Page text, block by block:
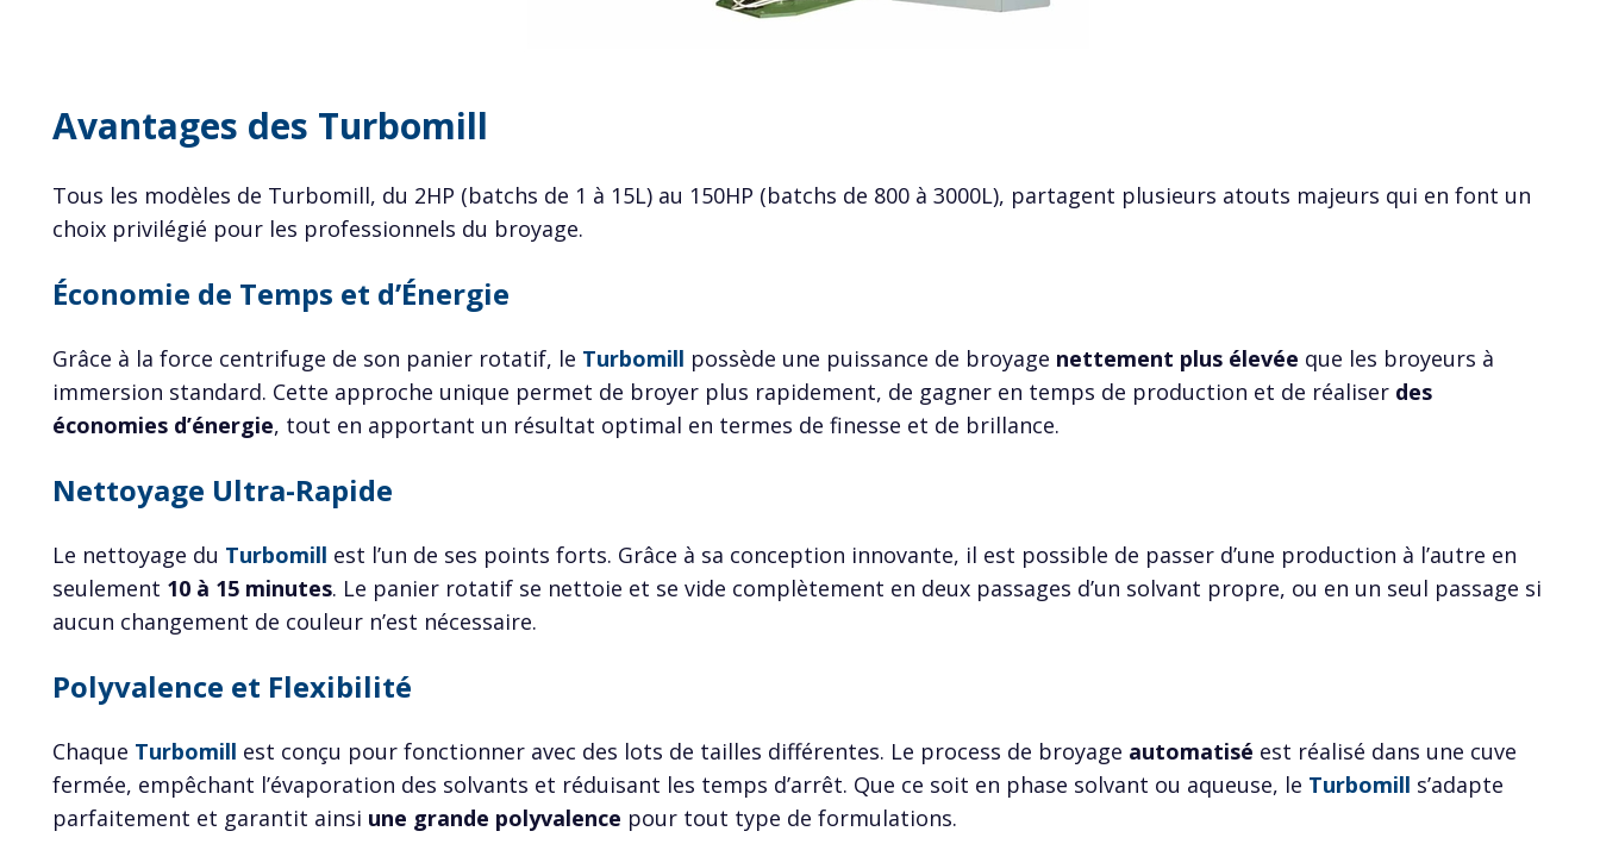
Avantages des Turbomill
Tous les modèles de Turbomill, du 2HP (batchs de 1 à 15L) au 150HP (batchs de 800 à 3000L), partagent plusieurs atouts majeurs qui en font un
choix privilégié pour les professionnels du broyage.
Économie de Temps et d’Énergie
Grâce à la force centrifuge de son panier rotatif, le Turbomill possède une puissance de broyage nettement plus élevée que les broyeurs à
immersion standard. Cette approche unique permet de broyer plus rapidement, de gagner en temps de production et de réaliser des
économies d’énergie, tout en apportant un résultat optimal en termes de finesse et de brillance.
Nettoyage Ultra-Rapide
Le nettoyage du Turbomill est l’un de ses points forts. Grâce à sa conception innovante, il est possible de passer d’une production à l’autre en
seulement 10 à 15 minutes. Le panier rotatif se nettoie et se vide complètement en deux passages d’un solvant propre, ou en un seul passage si
aucun changement de couleur n’est nécessaire.
Polyvalence et Flexibilité
Chaque Turbomill est conçu pour fonctionner avec des lots de tailles différentes. Le process de broyage automatisé est réalisé dans une cuve
fermée, empêchant l’évaporation des solvants et réduisant les temps d’arrêt. Que ce soit en phase solvant ou aqueuse, le Turbomill s’adapte
parfaitement et garantit ainsi une grande polyvalence pour tout type de formulations.